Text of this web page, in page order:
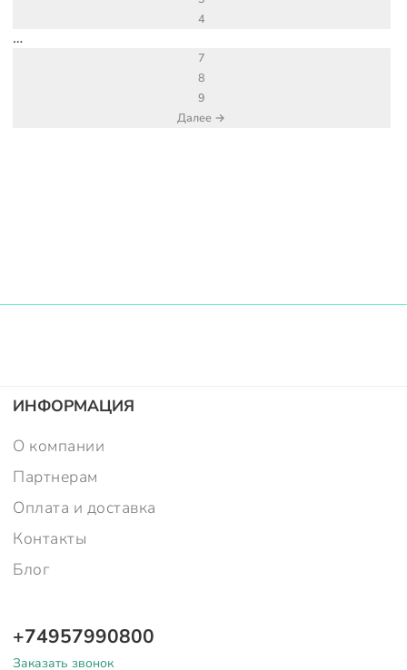
4
…
7
8
9
Далее →
ИНФОРМАЦИЯ
О компании
Партнерам
Оплата и доставка
Контакты
Блог
+74957990800
Заказать звонок